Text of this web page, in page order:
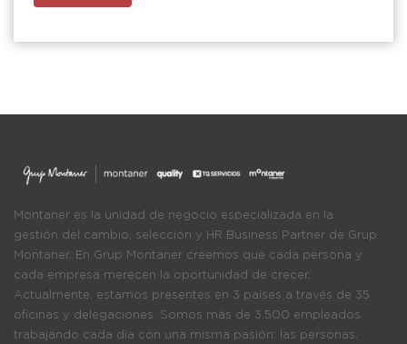
Montaner es la unidad de negocio especializada en la
gestión del cambio, selección y HR Business Partner de Grup
Montaner. En Grup Montaner creemos que cada persona y
cada empresa merecen la oportunidad de crecer.
Actualmente, estamos presentes en 3 países a través de 35
oficinas y delegaciones. Somos más de 3.500 empleados
trabajando cada día con una misma pasión: las personas.